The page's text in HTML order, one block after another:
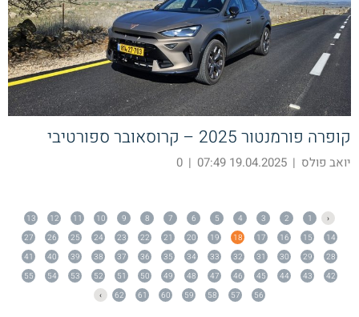
קופרה פורמנטור 2025 – קרוסאובר ספורטיבי
יואב פולס |
19.04.2025 07:49
|
0
‹
1
2
3
4
5
6
7
8
9
10
11
12
13
14
15
16
17
18
19
20
21
22
23
24
25
26
27
28
29
30
31
32
33
34
35
36
37
38
39
40
41
42
43
44
45
46
47
48
49
50
51
52
53
54
55
56
57
58
59
60
61
62
›